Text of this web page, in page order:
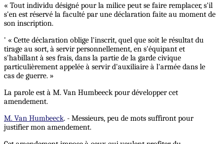
« Tout individu désigné pour la milice peut se faire remplacer, s'il
s'en est réservé la faculté par une déclaration faite au moment de
son inscription.
' « Cette déclaration oblige l'inscrit, quel que soit le résultat du
tirage au sort, à servir personnellement, en s'équipant et
s'habillant à ses frais, dans la partie de la garde civique
particulièrement appelée à servir d'auxiliaire à l'armée dans le
cas de guerre. »
La parole est à M. Van Humbeeck pour développer cet
amendement.
M. Van Humbeeck. - Messieurs, peu de mots suffiront pour
justifier mon amendement.